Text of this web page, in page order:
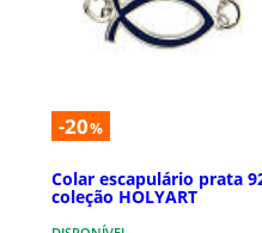
-20%
Colar escapulário prata
coleção HOLYART